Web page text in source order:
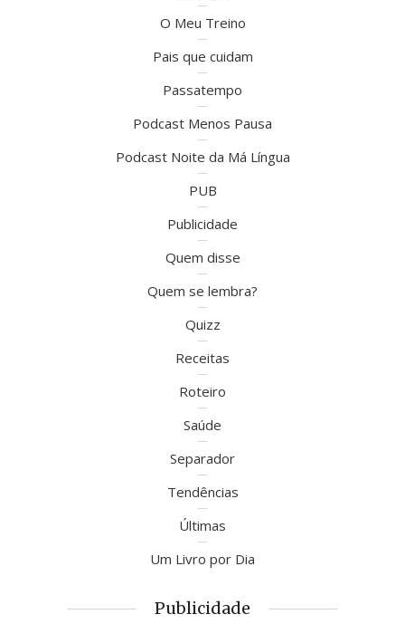
O Meu Treino
Pais que cuidam
Passatempo
Podcast Menos Pausa
Podcast Noite da Má Língua
PUB
Publicidade
Quem disse
Quem se lembra?
Quizz
Receitas
Roteiro
Saúde
Separador
Tendências
Últimas
Um Livro por Dia
Publicidade